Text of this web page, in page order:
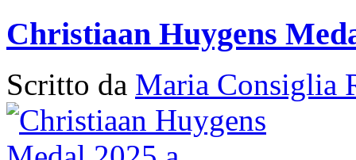
Christiaan Huygens
Scritto da Maria Consiglia